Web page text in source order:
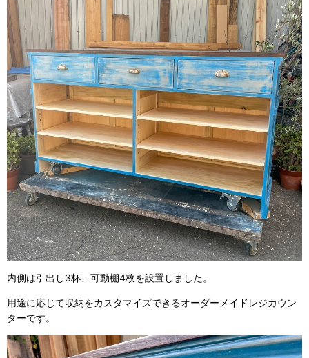
内側は引出し3杯、可動棚4枚を設置しました。
用途に応じて収納をカスタマイズできるオーダーメイドレジカウン
ターです。